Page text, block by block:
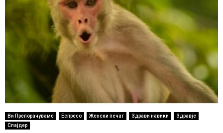
Ви Препорачуваме Еспресо Женски печат Здрави навики
Здравје
Слајдер